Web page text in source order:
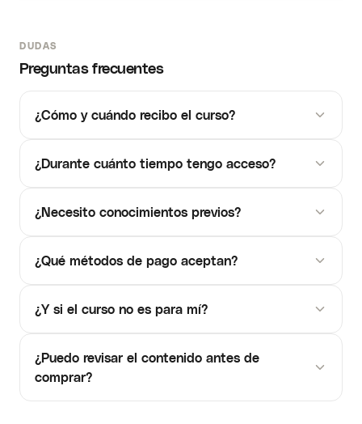
DUDAS
Preguntas frecuentes
¿Cómo y cuándo recibo el curso?
¿Durante cuánto tiempo tengo acceso?
¿Necesito conocimientos previos?
¿Qué métodos de pago aceptan?
¿Y si el curso no es para mí?
¿Puedo revisar el contenido antes de
comprar?